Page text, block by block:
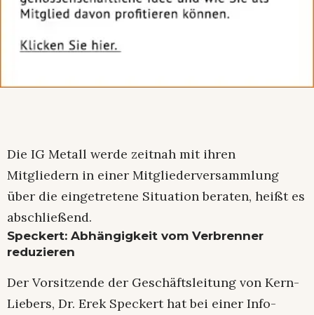
Die IG Metall werde zeitnah mit ihren
Mitgliedern in einer Mitgliederversammlung
über die eingetretene Situation beraten, heißt es
abschließend.
Speckert: Abhängigkeit vom Verbrenner
reduzieren
Der Vorsitzende der Geschäftsleitung von Kern-
Liebers, Dr. Erek Speckert hat bei einer Info-